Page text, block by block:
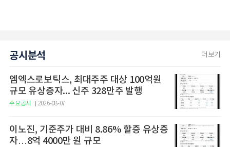
공시분석 더보기
엠엑스로보틱스, 최대주주 대상 100억원
규모 유상증자... 신주 328만주 발행
주요공시 2026-08-07
이노진, 기준주가 대비 8.86% 할증 유상증
자…8억 4000만 원 규모